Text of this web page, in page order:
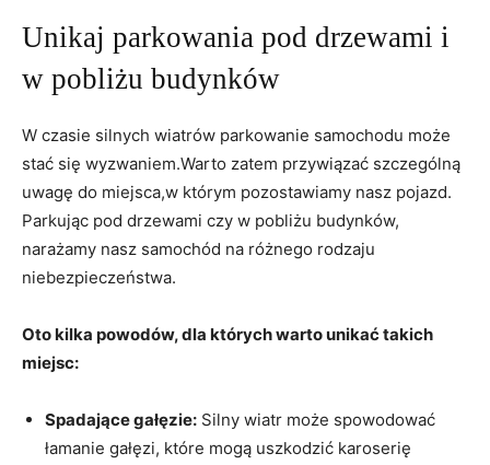
Unikaj ​parkowania pod drzewami i
w pobliżu budynków
W ‌czasie silnych wiatrów parkowanie samochodu może
stać‍ się wyzwaniem.Warto zatem przywiązać ⁢szczególną
⁤uwagę do miejsca,w którym pozostawiamy nasz ⁣pojazd.
Parkując pod drzewami czy w⁣ pobliżu budynków,‌
narażamy nasz samochód ‍na różnego rodzaju
niebezpieczeństwa.
Oto kilka⁤ powodów, dla których ‌warto unikać takich
miejsc:
Spadające gałęzie: Silny wiatr⁤ może spowodować
łamanie gałęzi, które mogą ⁣uszkodzić karoserię